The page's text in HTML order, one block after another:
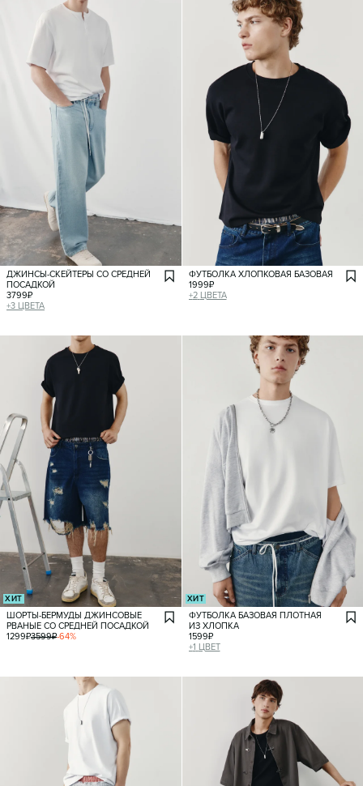
ДЖИНСЫ-СКЕЙТЕРЫ СО СРЕДНЕЙ
ПОСАДКОЙ
3799₽
+3 ЦВЕТА
ФУТБОЛКА ХЛОПКОВАЯ БАЗОВАЯ
1999₽
+2 ЦВЕТА
ХИТ
ШОРТЫ-БЕРМУДЫ ДЖИНСОВЫЕ
РВАНЫЕ СО СРЕДНЕЙ ПОСАДКОЙ
1299₽3599₽-64%
ХИТ
ФУТБОЛКА БАЗОВАЯ ПЛОТНАЯ
ИЗ ХЛОПКА
1599₽
+1 ЦВЕТ